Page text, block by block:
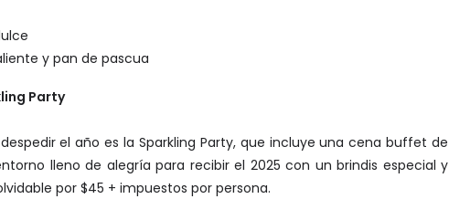
y pan de pascua
Party
el año es la Sparkling Party, que incluye una cena buffet de
lleno de alegría para recibir el 2025 con un brindis especial y
por $45 + impuestos por persona.